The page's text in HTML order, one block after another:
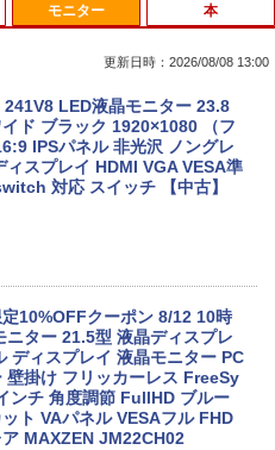
コン14インチ 極軽量約965g
U748 高性能第7世代
カメラ内蔵 メモリ最大16
薄い軽い FHD液晶 type-C
中古ノートパソコン Off
可 Windows11
ン 東芝 ノートパソコン Dyna
13.3型 薄型軽量 ノートPC 第
i5-8250U/メモリ 8GB /NVM
ードディスク/Wi-Fi/Bluetooth/
Windows11&office 2019
i7 & 24インチ2台液晶PCセ
Core i7-7700、RAM:16G
択可能(256GBor512GBor1T
（1920x1080）液晶モニタ/光
/5.8Ghz WI-FI/Bluetooth/Wi
スクトップパソコン(再生中古
済み】デスクトップパソコン
新品 パソコン 一体型PC 24
Windows11 Office付き｜フル
体型 インテル Core i5 Core i7
モニター
更新日時：2026/08/08 13:00
241V8 LED液晶モニター 23.8
ド ブラック 1920×1080 （フ
IPSパネル 非光沢 ノングレ
ィスプレイ HDMI VGA VESA準
対応 スイッチ 【中古】
定10%OFFクーポン 8/12 10時
ニター 21.5型 液晶ディスプレ
ディスプレイ 液晶モニター PC
壁掛け フリッカーレス FreeSy
ンチ 角度調節 FullHD ブルー
ト VAパネル VESAフル FHD
ア MAXZEN JM22CH02
本